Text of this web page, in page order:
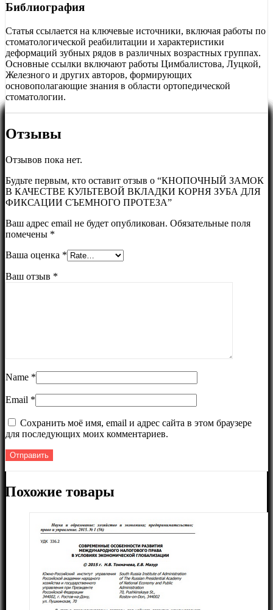
Библиография
Статья ссылается на ключевые источники, включая работы по
стоматологической реабилитации и характеристики
деформаций зубных рядов в различных возрастных группах.
Основные ссылки включают работы Цимбалистова, Луцкой,
Железного и других авторов, формирующих
основополагающие знания в области ортопедической
стоматологии.
Отзывы
Отзывов пока нет.
Будьте первым, кто оставит отзыв о “КНОПОЧНЫЙ ЗАМОК
В КАЧЕСТВЕ КУЛЬТЕВОЙ ВКЛАДКИ КОРНЯ ЗУБА ДЛЯ
ФИКСАЦИИ СЪЕМНОГО ПРОТЕЗА”
Ваш адрес email не будет опубликован. Обязательные поля
помечены *
Ваша оценка *
Ваш отзыв *
Name *
Email *
Сохранить моё имя, email и адрес сайта в этом браузере
для последующих моих комментариев.
Похожие товары